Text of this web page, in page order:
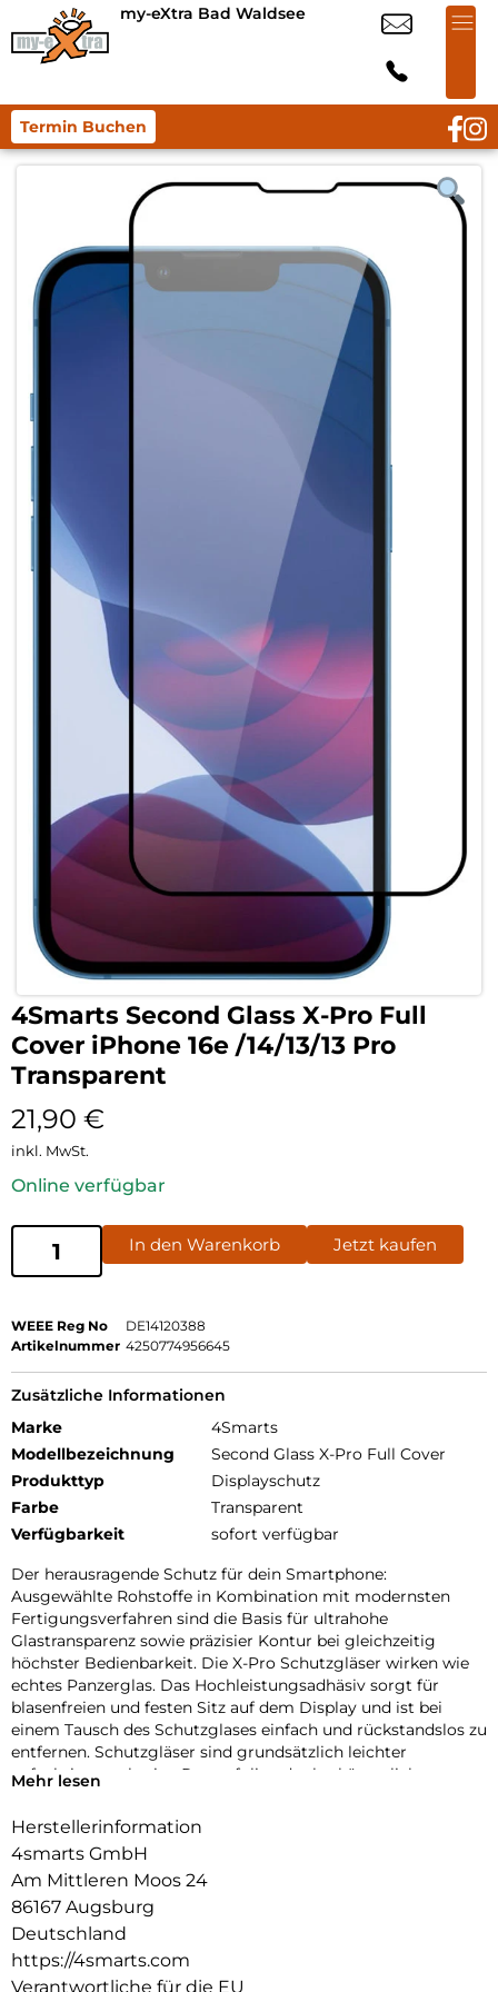
my-eXtra Bad Waldsee
Termin Buchen
4Smarts Second Glass X-Pro Full
Cover iPhone 16e /14/13/13 Pro
Transparent
21,90 €
inkl. MwSt.
Online verfügbar
In den Warenkorb Jetzt kaufen
WEEE Reg No
DE14120388
Artikelnummer 4250774956645
Zusätzliche Informationen
Marke
4Smarts
Modellbezeichnung
Second Glass X-Pro Full Cover
Produkttyp
Displayschutz
Farbe
Transparent
Verfügbarkeit
sofort verfügbar
Der herausragende Schutz für dein Smartphone:
Ausgewählte Rohstoffe in Kombination mit modernsten
Fertigungsverfahren sind die Basis für ultrahohe
Glastransparenz sowie präzisier Kontur bei gleichzeitig
höchster Bedienbarkeit. Die X-Pro Schutzgläser wirken wie
echtes Panzerglas. Das Hochleistungsadhäsiv sorgt für
blasenfreien und festen Sitz auf dem Display und ist bei
einem Tausch des Schutzglases einfach und rückstandslos zu
entfernen. Schutzgläser sind grundsätzlich leichter
aufzubringen als eine Panzerfolie oder herkömmliche
d.h. kompatibel mit den gängigen Schutzhüllen.
Frame4smarts:
Mit dem Easy-Assist Montagerahmen geht bei der
Anbringung des X-Pro Displayschutz „nichts mehr schief”.
Perfekte Positionierung, blitzschnelle Montage – ein
Kinderspiel für alle!
Fullcover4smarts:
Mehr lesen
Herstellerinformation
4smarts GmbH
Am Mittleren Moos 24
86167 Augsburg
Deutschland
https://4smarts.com
Verantwortliche für die EU